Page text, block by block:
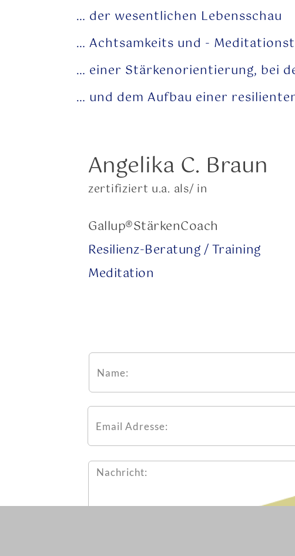
… der wesentlichen Lebensschau
… Achtsamkeits und -
… einer Stärkenorientierung, bei
… und dem Aufbau einer
Angelika C. Braun
zertifiziert u.a. als/ in
Gallup®StärkenCoach
Resilienz-Beratung / Training
Meditation